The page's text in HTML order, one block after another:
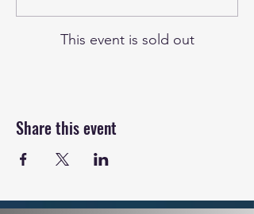
This event is sold out
Share this event